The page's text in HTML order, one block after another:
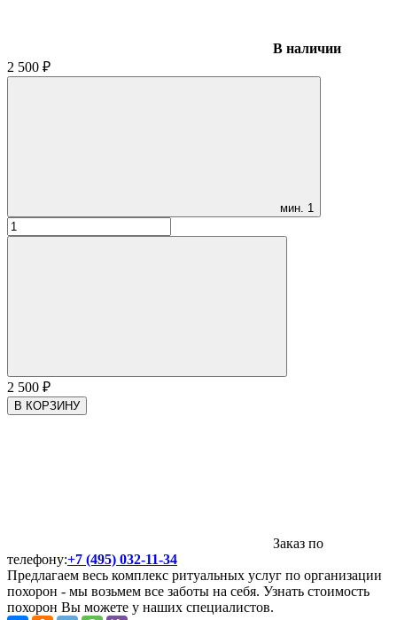
В наличии
2 500 ₽
мин. 1
2 500 ₽
В КОРЗИНУ
Заказ по
телефону:+7 (495) 032-11-34
Предлагаем весь комплекс ритуальных услуг по организации
похорон - мы возьмем все заботы на себя. Узнать стоимость
похорон Вы можете у наших специалистов.